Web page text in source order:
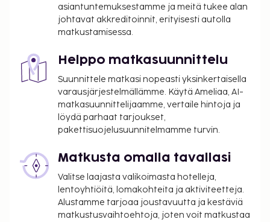
asiantuntemuksestamme ja meitä tukee alan
johtavat akkreditoinnit, erityisesti autolla
matkustamisessa.
Helppo matkasuunnittelu
Suunnittele matkasi nopeasti yksinkertaisella
varausjärjestelmällämme. Käytä Ameliaa, AI-
matkasuunnittelijaamme, vertaile hintoja ja
löydä parhaat tarjoukset,
pakettisuojelusuunnitelmamme turvin.
Matkusta omalla tavallasi
Valitse laajasta valikoimasta hotelleja,
lentoyhtiöitä, lomakohteita ja aktiviteetteja.
Alustamme tarjoaa joustavuutta ja kestäviä
matkustusvaihtoehtoja, joten voit matkustaa